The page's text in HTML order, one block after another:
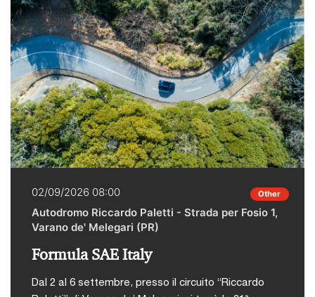
02/09/2026 08:00 Other
Autodromo Riccardo Paletti - Strada per Fosio 1,
Varano de' Melegari (PR)
Formula SAE Italy
Dal 2 al 6 settembre, presso il circuito “Riccardo